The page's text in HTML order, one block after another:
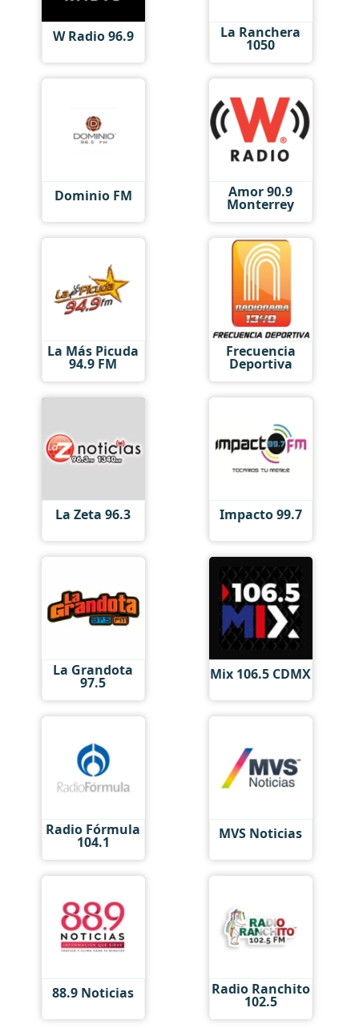
W Radio 96.9 La Ranchera
1050
Dominio FM Amor 90.9
Monterrey
La Más Picuda
94.9 FM
Frecuencia
Deportiva
La Zeta 96.3 Impacto 99.7
La Grandota
97.5 Mix 106.5 CDMX
Radio Fórmula
104.1 MVS Noticias
88.9 Noticias Radio Ranchito
102.5